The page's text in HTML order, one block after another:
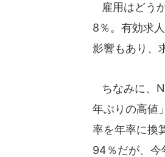
雇用はどう
8％。有効求
影響もあり、
ちなみに、
年ぶりの高値
率を年率に換
94％だが、今